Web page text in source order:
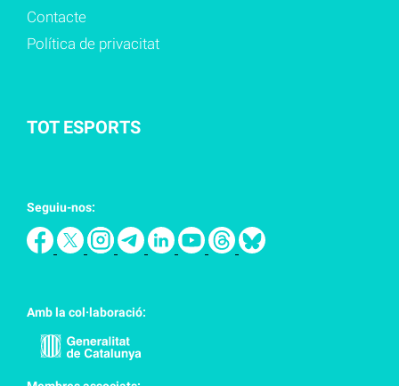
Contacte
Política de privacitat
TOT ESPORTS
Seguiu-nos:
Amb la col·laboració: